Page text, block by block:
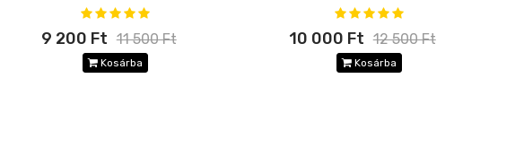
9 200 Ft 11 500 Ft
Kosárba
10 000 Ft 12 500 Ft
Kosárba